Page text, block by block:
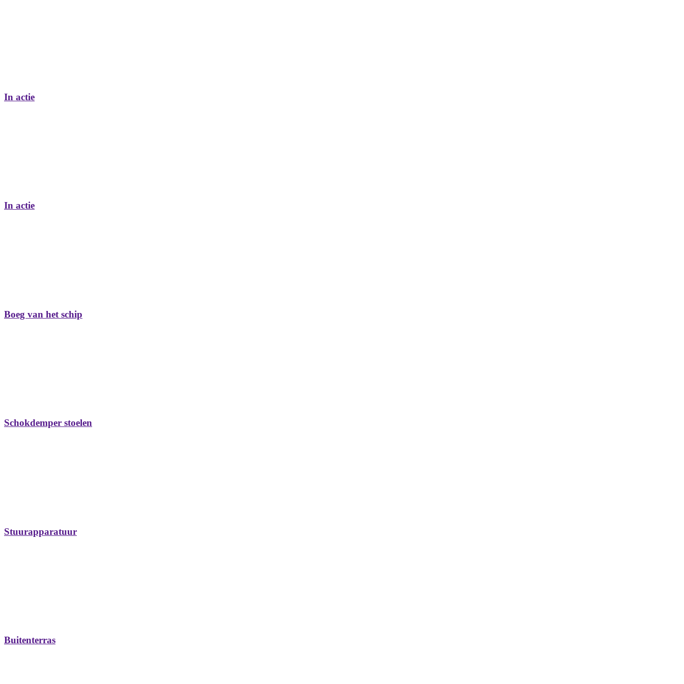
In actie
In actie
Boeg van het schip
Schokdemper stoelen
Stuurapparatuur
Buitenterras